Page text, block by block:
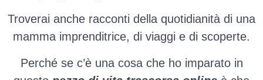
Troverai anche racconti della quotidianità di una
mamma imprenditrice, di viaggi e di scoperte.
Perché se c’è una cosa che ho imparato in